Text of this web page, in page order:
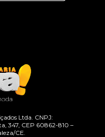
Ltda. CNPJ:
347, CEP 60862-810 –
CE.